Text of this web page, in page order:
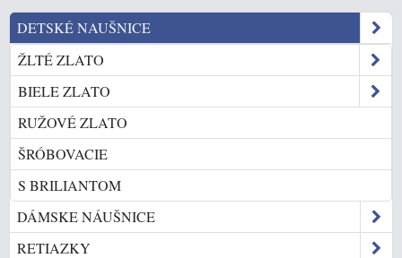
DETSKÉ NAUŠNICE
ŽLTÉ ZLATO
BIELE ZLATO
RUŽOVÉ ZLATO
ŠRÓBOVACIE
S BRILIANTOM
DÁMSKE NÁUŠNICE
RETIAZKY